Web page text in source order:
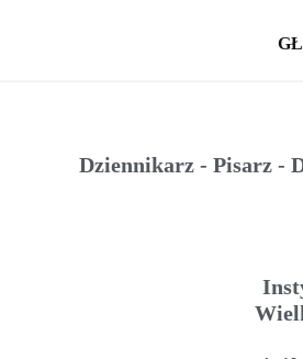
Dziennikarz - Pisarz -